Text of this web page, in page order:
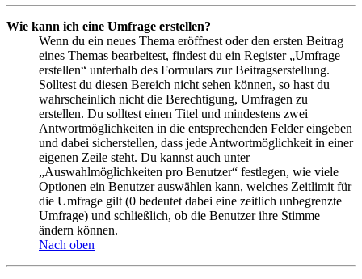
Wie kann ich eine Umfrage erstellen?
Wenn du ein neues Thema eröffnest oder den ersten Beitrag
eines Themas bearbeitest, findest du ein Register „Umfrage
erstellen“ unterhalb des Formulars zur Beitragserstellung.
Solltest du diesen Bereich nicht sehen können, so hast du
wahrscheinlich nicht die Berechtigung, Umfragen zu
erstellen. Du solltest einen Titel und mindestens zwei
Antwortmöglichkeiten in die entsprechenden Felder eingeben
und dabei sicherstellen, dass jede Antwortmöglichkeit in einer
eigenen Zeile steht. Du kannst auch unter
„Auswahlmöglichkeiten pro Benutzer“ festlegen, wie viele
Optionen ein Benutzer auswählen kann, welches Zeitlimit für
die Umfrage gilt (0 bedeutet dabei eine zeitlich unbegrenzte
Umfrage) und schließlich, ob die Benutzer ihre Stimme
ändern können.
Nach oben